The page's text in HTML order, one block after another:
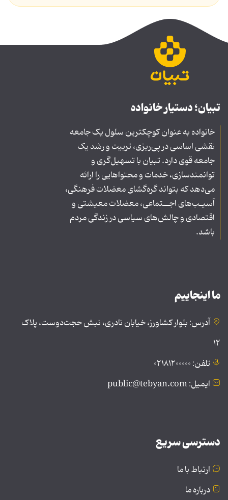
تبیان؛ دستیار خانواده
خانواده به عنوان کوچکترین سلول یک جامعه
نقشی اساسی در پی‌ریزی، تربیت و رشد یک
جامعه قوی دارد. تبیان با تسهیل‌گری و
توانمندسازی، خدمات و محتواهایی را ارائه
می‌دهد که بتواند گره‌گشای معضلات فرهنگی،
آسیـب‌های اجــتماعی، معضلات معیشتی و
اقتصادی و چالش‌های سیاسی در زندگی مردم
باشد.
ما اینجاییم
آدرس: بلوار کشاورز، خیابان نادری، نبش حجت‌دوست، پلاک
۱۲
تلفن: ۰۲۱۸۱۲۰۰۰۰۰
ایمیل: public@tebyan.com
دسترسی سریع
ارتباط با ما
درباره ما